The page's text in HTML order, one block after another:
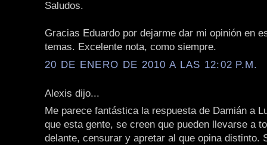
Saludos.
Gracias Eduardo por dejarme dar mi opinión en
temas. Excelente nota, como siempre.
20 DE ENERO DE 2010 A LAS 12:02 P.M.
Alexis dijo...
Me parece fantástica la respuesta de Damián a
que esta gente, se creen que pueden llevarse a
delante, censurar y apretar al que opina distinto.